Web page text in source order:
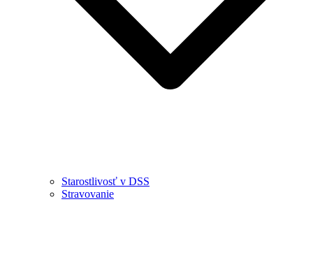
Starostlivosť v DSS
Stravovanie